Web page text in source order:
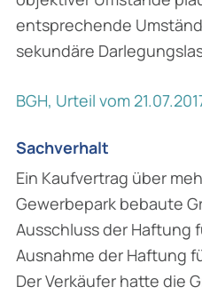
entsprechende
sekundäre
BGH, Urteil vom
Sachverhalt
Ein Kaufvertrag über
Gewerbepark bebaute
Ausschluss der Haftung
Ausnahme der Haftung
Der Verkäufer hatte die